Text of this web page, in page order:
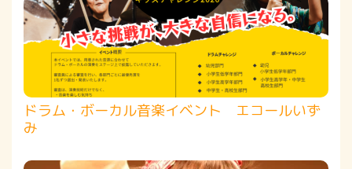
ドラム・ボーカル音楽イベント エコールいず
み